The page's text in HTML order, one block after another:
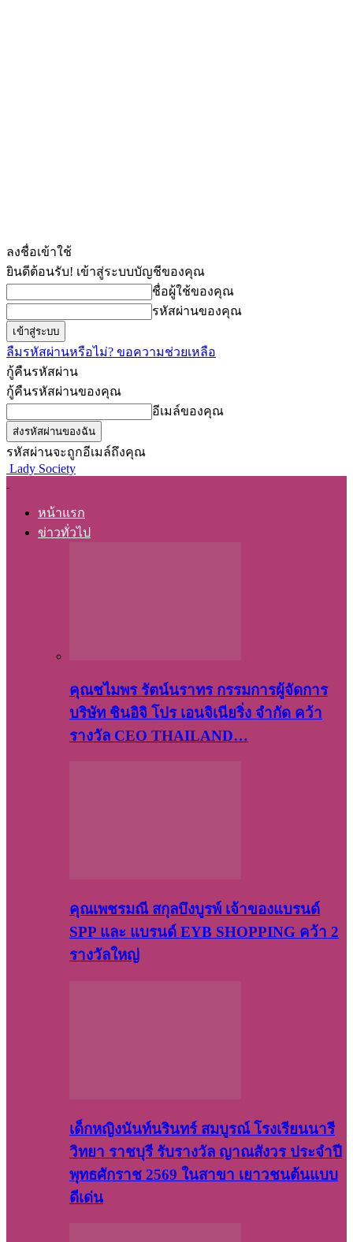
ลงชื่อเข้าใช้
ยินดีต้อนรับ! เข้าสู่ระบบบัญชีของคุณ
ชื่อผู้ใช้ของคุณ
รหัสผ่านของคุณ
ลืมรหัสผ่านหรือไม่? ขอความช่วยเหลือ
กู้คืนรหัสผ่าน
กู้คืนรหัสผ่านของคุณ
อีเมล์ของคุณ
รหัสผ่านจะถูกอีเมล์ถึงคุณ
Lady Society
หน้าแรก
ข่าวทั่วไป
คุณชไมพร​ รัตน์​นรา​ทร​ กรรมการ​ผู้จัดการ
บริษัท​ ชินอิจิ​ โปร​ เอน​จิเนีย​ริ่ง​ จำกัด คว้า
รางวัล CEO THAILAND…
คุณเพชรมณี สกุลบึงบูรพ์ เจ้าของแบรนด์
SPP และ แบรนด์ EYB SHOPPING คว้า 2
รางวัลใหญ่
เด็กหญิงนันท์นรินทร์ สมบูรณ์ โรงเรียนนารี
วิทยา ราชบุรี รับรางวัล ญาณสังวร ประจำปี
พุทธศักราช 2569 ในสาขา เยาวชนต้นแบบ
ดีเด่น